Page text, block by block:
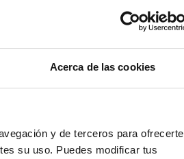
Acerca de las cookies
y de terceros para ofrecerte
su uso. Puedes modificar tus
la
Consejos
Autoescuela
Fórmula 1